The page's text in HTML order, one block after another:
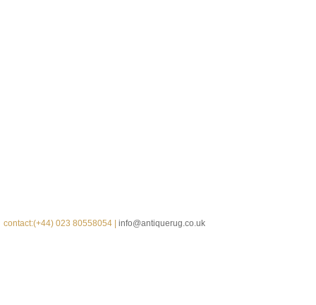
contact:(+44) 023 80558054 | info@antiquerug.co.uk